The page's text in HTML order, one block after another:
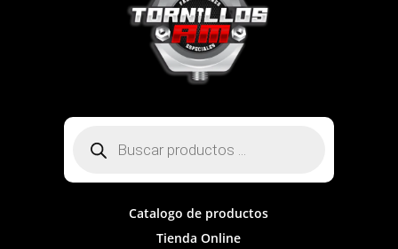
productos
Catalogo de productos
Tienda Online